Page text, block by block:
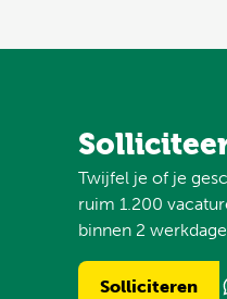
Twijfel je of je
ruim 1.200
binnen 2
Solliciteren